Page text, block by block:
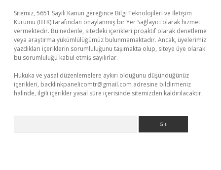
Sitemiz, 5651 Sayılı Kanun gereğince Bilgi Teknolojileri ve İletişim
Kurumu (BTK) tarafından onaylanmış bir Yer Sağlayıcı olarak hizmet
vermektedir. Bu nedenle, sitedeki içerikleri proaktif olarak denetleme
veya araştırma yükümlülüğümüz bulunmamaktadır. Ancak, üyelerimiz
yazdıkları içeriklerin sorumluluğunu taşımakta olup, siteye üye olarak
bu sorumluluğu kabul etmiş sayılırlar.
Hukuka ve yasal düzenlemelere aykırı olduğunu düşündüğünüz
içerikleri, backlinkpanelicomtr@gmail.com adresine bildirmeniz
halinde, ilgili içerikler yasal süre içerisinde sitemizden kaldırılacaktır.